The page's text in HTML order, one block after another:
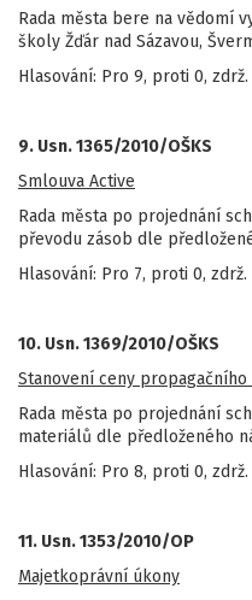
Rada města bere na vědomí
školy Žďár nad Sázavou,
Hlasování: Pro 9, proti 0, zdrž.
9. Usn. 1365/2010/OŠKS
Smlouva Active
Rada města po projednání
převodu zásob dle
Hlasování: Pro 7, proti 0, zdrž.
10. Usn. 1369/2010/OŠKS
Stanovení ceny
Rada města po projednání
materiálů dle předloženého
Hlasování: Pro 8, proti 0, zdrž.
11. Usn. 1353/2010/OP
Majetkoprávní úkony